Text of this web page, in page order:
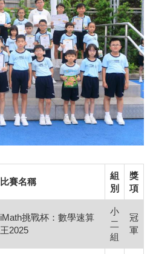
比賽名稱
組
別
獎
項
iMath挑戰杯：數學速算
王2025
小
二
組
冠
軍